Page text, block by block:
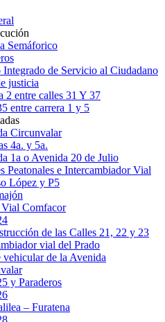
Semáforico
Integrado de Servicio al Ciudadano
justicia
2 entre calles 31 Y 37
entre carrera 1 y 5
Circunvalar
4a. y 5a.
1a o Avenida 20 de Julio
Peatonales e Intercambiador Vial
López y P5
Comfacor
de las Calles 21, 22 y 23
vial del Prado
vehicular de la Avenida
y Paraderos
– Furatena